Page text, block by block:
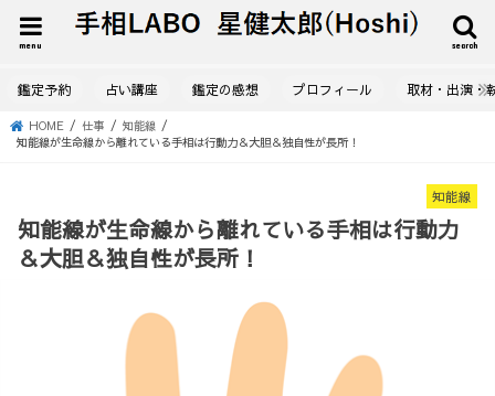
search
menu
鑑定予約 占い講座 鑑定の感想 プロフィール 取材・出演・
HOME 仕事
知能線
知能線が生命線から離れている手相は行動力＆大胆＆独自性が長所！
知能線
知能線が生命線から離れている手相は行動力
＆大胆＆独自性が長所！